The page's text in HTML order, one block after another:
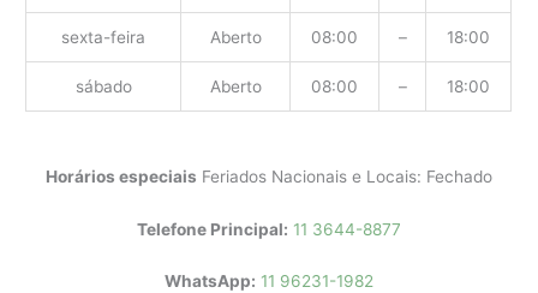
sexta-feira Aberto 08:00 – 18:00
sábado Aberto 08:00 – 18:00
Horários especiais Feriados Nacionais e Locais: Fechado
Telefone Principal: 11 3644-8877
WhatsApp: 11 96231-1982